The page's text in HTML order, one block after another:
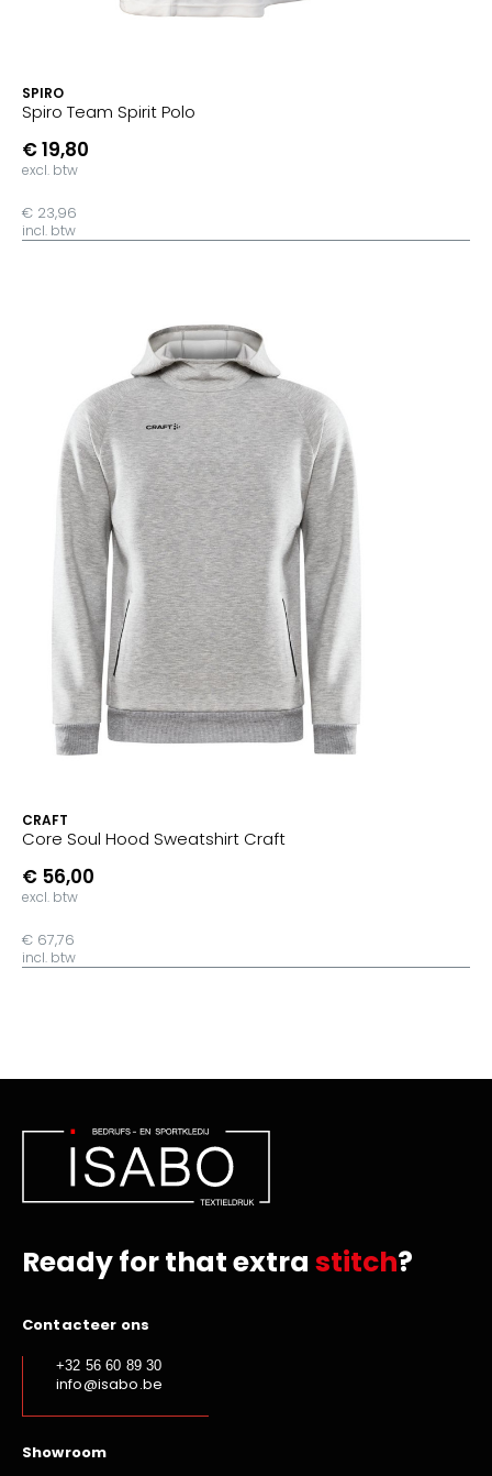
SPIRO
Spiro Team Spirit Polo
€ 19,80
excl. btw
€ 23,96
incl. btw
CRAFT
Core Soul Hood Sweatshirt Craft
€ 56,00
excl. btw
€ 67,76
incl. btw
Ready for that extra stitch?
Contacteer ons
+32 56 60 89 30
info@isabo.be
Showroom